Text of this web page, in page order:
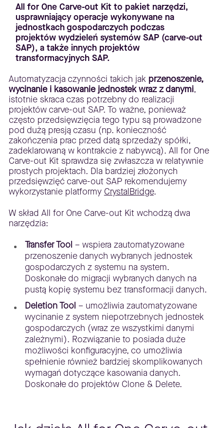
All for One Carve-out Kit to pakiet narzędzi,
usprawniający operacje wykonywane na
jednostkach gospodarczych podczas
projektów wydzieleń systemów SAP (carve-out
SAP), a także innych projektów
transformacyjnych SAP.
Automatyzacja czynności takich jak przenoszenie,
wycinanie i kasowanie jednostek wraz z danymi,
istotnie skraca czas potrzebny do realizacji
projektów carve-out SAP. To ważne, ponieważ
często przedsięwzięcia tego typu są prowadzone
pod dużą presją czasu (np. konieczność
zakończenia prac przed datą sprzedaży spółki,
zadeklarowaną w kontrakcie z nabywcą). All for One
Carve-out Kit sprawdza się zwłaszcza w relatywnie
prostych projektach. Dla bardziej złożonych
przedsięwzięć carve-out SAP rekomendujemy
wykorzystanie platformy CrystalBridge.
W skład All for One Carve-out Kit wchodzą dwa
narzędzia:
Transfer Tool – wspiera zautomatyzowane
przenoszenie danych wybranych jednostek
gospodarczych z systemu na system.
Doskonałe do migracji wybranych danych na
pustą kopię systemu bez transformacji danych.
Deletion Tool – umożliwia zautomatyzowane
wycinanie z system niepotrzebnych jednostek
gospodarczych (wraz ze wszystkimi danymi
zależnymi). Rozwiązanie to posiada duże
możliwości konfiguracyjne, co umożliwia
spełnienie również bardziej skomplikowanych
wymagań dotyczące kasowania danych.
Doskonałe do projektów Clone & Delete.